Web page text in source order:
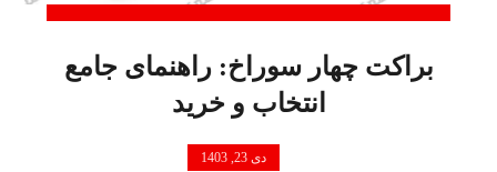
براکت چهار سوراخ: راهنمای جامع
انتخاب و خرید
دی 23, 1403